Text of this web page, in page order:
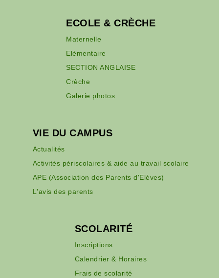
ECOLE & CRÈCHE
Maternelle
Elémentaire
SECTION ANGLAISE
Crèche
Galerie photos
VIE DU CAMPUS
Actualités
Activités périscolaires & aide au travail scolaire
APE (Association des Parents d'Elèves)
L'avis des parents
SCOLARITÉ
Inscriptions
Calendrier & Horaires
Frais de scolarité